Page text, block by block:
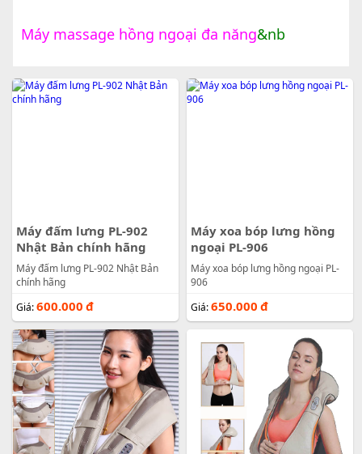
Máy massage hồng ngoại đa năng&nb
Máy đấm lưng PL-902
Nhật Bản chính hãng
Máy đấm lưng PL-902 Nhật Bản
chính hãng
Giá:600.000 đ
Máy xoa bóp lưng hồng
ngoại PL-906
Máy xoa bóp lưng hồng ngoại PL-
906
Giá:650.000 đ